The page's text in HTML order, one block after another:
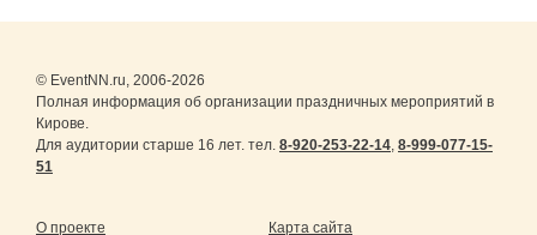
© EventNN.ru, 2006-2026
Полная информация об организации праздничных мероприятий в
Кирове.
Для аудитории старше 16 лет. тел. 8-920-253-22-14, 8-999-077-15-
51
О проекте Карта сайта